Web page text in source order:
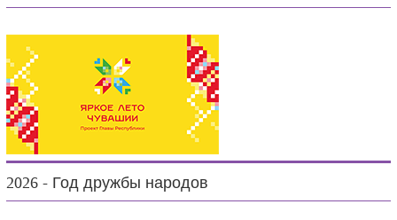
2026 - Год дружбы народов